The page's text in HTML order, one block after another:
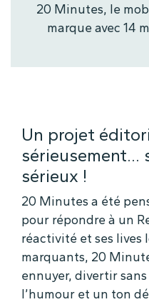
20 Minutes, le
marque avec 14
Un projet
sérieusement…
sérieux !
20 Minutes a été
pour répondre à un
réactivité et ses lives
marquants, 20
ennuyer, divertir sans
l’humour et un ton